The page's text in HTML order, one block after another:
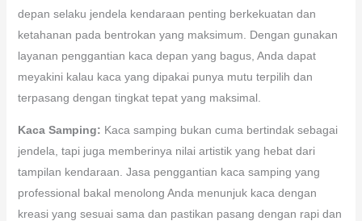
depan selaku jendela kendaraan penting berkekuatan dan
ketahanan pada bentrokan yang maksimum. Dengan gunakan
layanan penggantian kaca depan yang bagus, Anda dapat
meyakini kalau kaca yang dipakai punya mutu terpilih dan
terpasang dengan tingkat tepat yang maksimal.
Kaca Samping: Kaca samping bukan cuma bertindak sebagai
jendela, tapi juga memberinya nilai artistik yang hebat dari
tampilan kendaraan. Jasa penggantian kaca samping yang
professional bakal menolong Anda menunjuk kaca dengan
kreasi yang sesuai sama dan pastikan pasang dengan rapi dan